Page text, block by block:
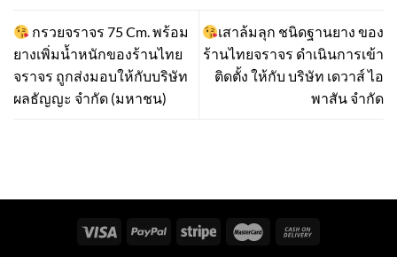
กรวยจราจร 75 Cm. พร้อม
ยางเพิ่มน้ำหนักของร้านไทย
จราจร ถูกส่งมอบ​ให้กับบริษัท
ผลธัญญะ จำกัด (มหาชน)
เสาล้มลุก ชนิดฐานยาง ของ
ร้านไทยจราจร ดำเนินการเข้า
ติดตั้ง​ ให้กับ บริษัท เดวาส์ ไอ
พาสัน จำกัด